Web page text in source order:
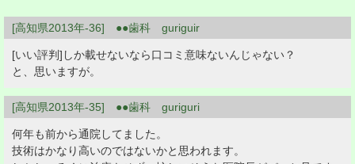
[高知県2013年-36] ●●歯科 guriguir
[いい評判]しか載せないなら口コミ意味ないんじゃない？
と、思いますが。
[高知県2013年-35] ●●歯科 guriguri
何年も前から通院してました。
技術はかなり高いのではないかと思われます。